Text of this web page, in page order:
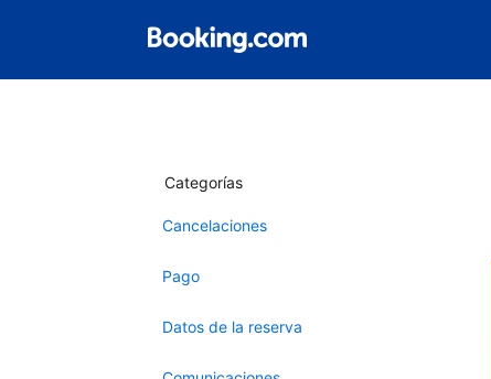
Categorías
Cancelaciones
Pago
Datos de la reserva